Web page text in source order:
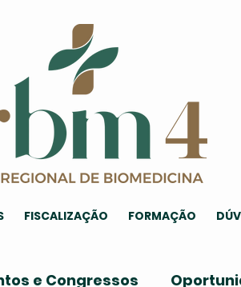
FISCALIZAÇÃO FORMAÇÃO
e Congressos